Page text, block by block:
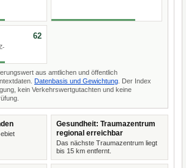
62
aus amtlichen und öffentlich
Datenbasis und Gewichtung . Der Index
kein Verkehrswertgutachten und keine
Gesundheit: Traumazentrum
regional erreichbar
Das nächste Traumazentrum liegt
bis 15 km entfernt.